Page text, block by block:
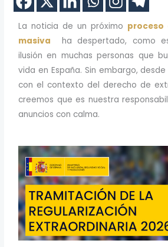
La noticia de un próximo proceso
masiva ha despertado, como
ilusión en muchas personas que
vida en España. Sin embargo,
con el contexto del derecho de
creemos que es nuestra
anuncios con calma.